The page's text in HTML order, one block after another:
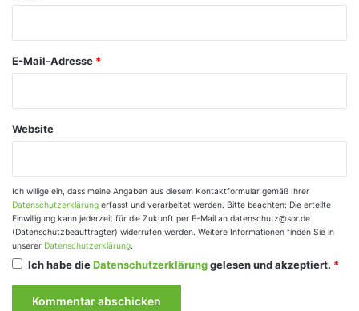
E-Mail-Adresse *
Website
Ich willige ein, dass meine Angaben aus diesem Kontaktformular gemäß Ihrer
Datenschutzerklärung erfasst und verarbeitet werden. Bitte beachten: Die erteilte
Einwilligung kann jederzeit für die Zukunft per E-Mail an datenschutz@sor.de
(Datenschutzbeauftragter) widerrufen werden. Weitere Informationen finden Sie in
unserer Datenschutzerklärung.
Ich habe dieDatenschutzerklärunggelesen und akzeptiert. *